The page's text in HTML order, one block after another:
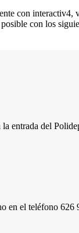
con interactiv4,
con los
entrada del
en el teléfono